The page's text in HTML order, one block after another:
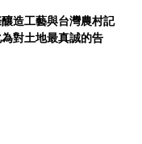
造工藝與台灣農村記
對土地最真誠的告